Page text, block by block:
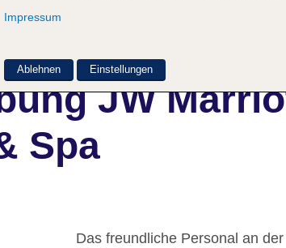
JW
Spa
Das freundliche Personal an
Impressum
Ablehnen Einstellungen